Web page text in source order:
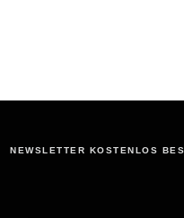
NEWSLETTER KOSTENLOS